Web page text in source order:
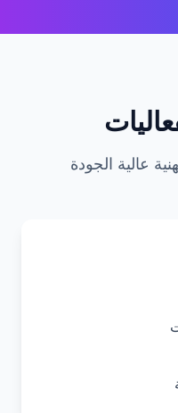
عالية الجودة